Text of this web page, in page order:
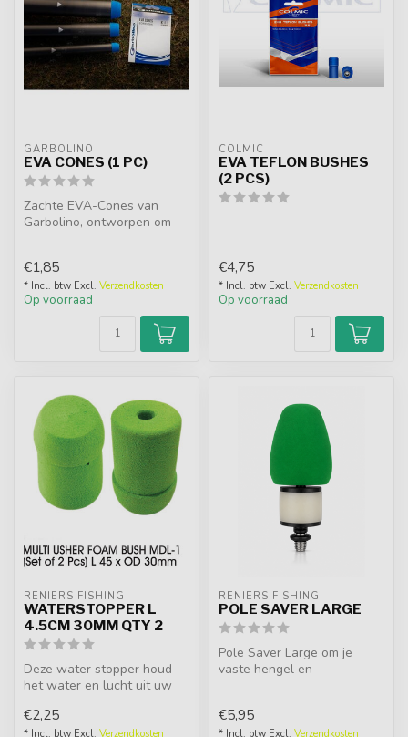
GARBOLINO
EVA CONES (1 PC)
Zachte EVA-Cones van
Garbolino, ontworpen om
€1,85
* Incl. btw Excl. Verzendkosten
Op voorraad
COLMIC
EVA TEFLON BUSHES
(2 PCS)
€4,75
* Incl. btw Excl. Verzendkosten
Op voorraad
RENIERS FISHING
WATERSTOPPER L
4.5CM 30MM QTY 2
Deze water stopper houd
het water en lucht uit uw
on...
€2,25
* Incl. btw Excl. Verzendkosten
RENIERS FISHING
POLE SAVER LARGE
Pole Saver Large om je
vaste hengel en
€5,95
* Incl. btw Excl. Verzendkosten